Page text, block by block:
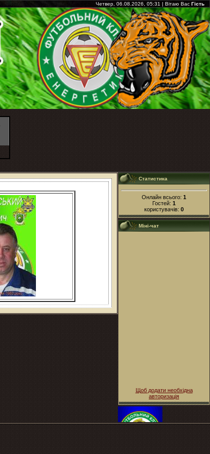
Четвер, 06.08.2026, 05:31 | Вітаю Вас Гість
Статистика
Онлайн всього: 1
Гостей: 1
користувачів: 0
Міні-чат
Щоб додати необхідна
авторизація